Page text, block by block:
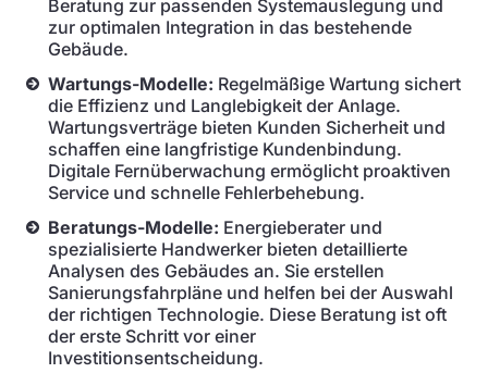
Beratung zur passenden Systemauslegung und
zur optimalen Integration in das bestehende
Gebäude.
Wartungs-Modelle: Regelmäßige Wartung sichert
die Effizienz und Langlebigkeit der Anlage.
Wartungsverträge bieten Kunden Sicherheit und
schaffen eine langfristige Kundenbindung.
Digitale Fernüberwachung ermöglicht proaktiven
Service und schnelle Fehlerbehebung.
Beratungs-Modelle: Energieberater und
spezialisierte Handwerker bieten detaillierte
Analysen des Gebäudes an. Sie erstellen
Sanierungsfahrpläne und helfen bei der Auswahl
der richtigen Technologie. Diese Beratung ist oft
der erste Schritt vor einer
Investitionsentscheidung.